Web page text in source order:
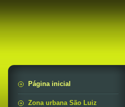
Página inicial
Zona urbana São Luiz